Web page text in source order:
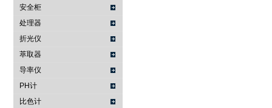
安全柜
处理器
折光仪
萃取器
导率仪
PH计
比色计